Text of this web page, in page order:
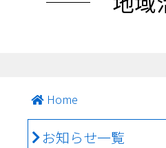
Home
お知らせ一覧